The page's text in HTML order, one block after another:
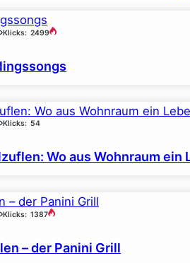
Klicks: 2499
Klicks: 54
Wo aus Wohnraum
Klicks: 1387
– der Panini Grill